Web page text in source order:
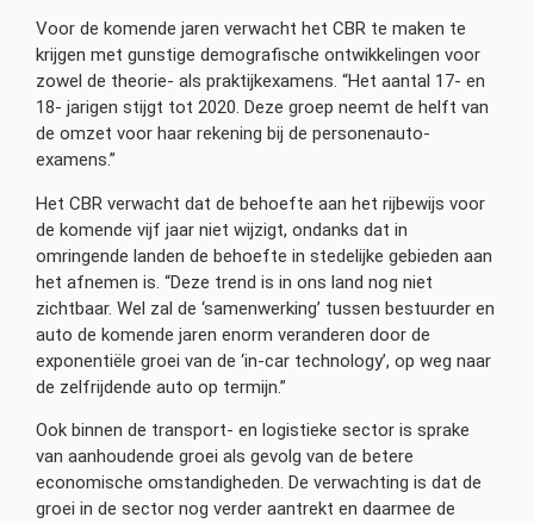
Voor de komende jaren verwacht het CBR te maken te
krijgen met gunstige demografische ontwikkelingen voor
zowel de theorie- als praktijkexamens. “Het aantal 17- en
18- jarigen stijgt tot 2020. Deze groep neemt de helft van
de omzet voor haar rekening bij de personenauto-
examens.”
Het CBR verwacht dat de behoefte aan het rijbewijs voor
de komende vijf jaar niet wijzigt, ondanks dat in
omringende landen de behoefte in stedelijke gebieden aan
het afnemen is. “Deze trend is in ons land nog niet
zichtbaar. Wel zal de ‘samenwerking’ tussen bestuurder en
auto de komende jaren enorm veranderen door de
exponentiële groei van de ‘in-car technology’, op weg naar
de zelfrijdende auto op termijn.”
Ook binnen de transport- en logistieke sector is sprake
van aanhoudende groei als gevolg van de betere
economische omstandigheden. De verwachting is dat de
groei in de sector nog verder aantrekt en daarmee de